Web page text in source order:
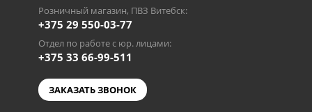
Розничный магазин, ПВЗ Витебск:
+375 29 550-03-77
Отдел по работе с юр. лицами:
+375 33 66-99-511
ЗАКАЗАТЬ ЗВОНОК